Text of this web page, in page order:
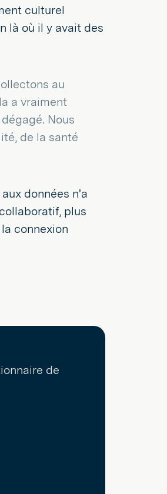
culturel
là où il y avait des
au
a vraiment
Nous
de la santé
données n'a
plus
connexion